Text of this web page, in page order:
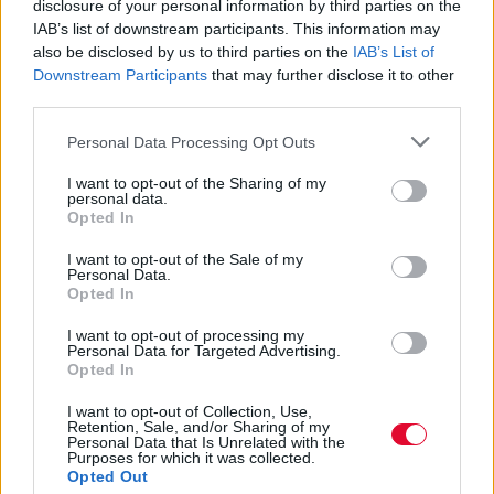
disclosure of your personal information by third parties on the
IAB’s list of downstream participants. This information may
also be disclosed by us to third parties on the IAB’s List of
Downstream Participants that may further disclose it to other
Personal Data Processing Opt Outs
I want to opt-out of the Sharing of my
personal data.
Opted In
I want to opt-out of the Sale of my
Personal Data.
Opted In
I want to opt-out of processing my
Personal Data for Targeted Advertising.
Opted In
I want to opt-out of Collection, Use,
Retention, Sale, and/or Sharing of my
Personal Data that Is Unrelated with the
Purposes for which it was collected.
Opted Out
BEST OF NETWORK